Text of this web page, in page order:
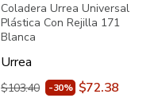
Coladera Urrea Universal
Plástica Con Rejilla 171
Blanca
Urrea
$103.40 -30% $72.38